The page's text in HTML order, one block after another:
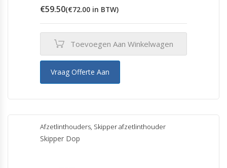
€59.50(€72.00 in BTW)
Toevoegen Aan Winkelwagen
Vraag Offerte Aan
Afzetlinthouders, Skipper afzetlinthouder
Skipper Dop